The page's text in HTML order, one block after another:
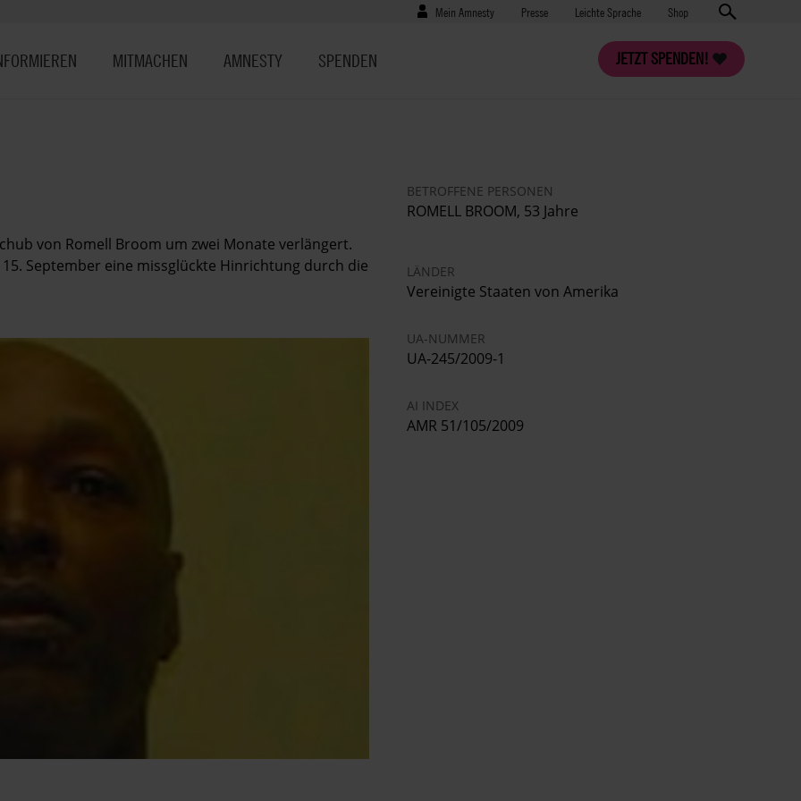
Benutzermenü
Mein Amnesty Presse
Presse Leichte Sprache Shop
JETZT SPENDEN!
MITMACHEN AMNESTY SPENDEN
von Romell Broom um zwei Monate verlängert.
September eine missglückte Hinrichtung durch die
BETROFFENE PERSONEN
ROMELL BROOM, 53 Jahre
LÄNDER
Vereinigte Staaten von Amerika
UA-NUMMER
UA-245/2009-1
AI INDEX
AMR 51/105/2009